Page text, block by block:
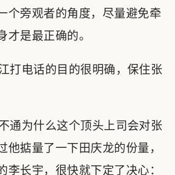
个旁观者的角度，尽量避免牵
才是最正确的。
打电话的目的很明确，保住张
通为什么这个顶头上司会对张
他掂量了一下田庆龙的份量，
李长宇，很快就下定了决心：